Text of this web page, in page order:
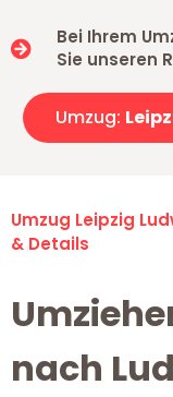
Bei Ihrem
Sie unseren
Umzug:
Umzug Leipzig
& Details
nach